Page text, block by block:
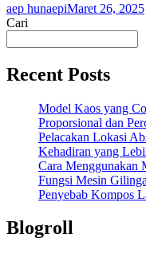
aep hunaepiMaret 26, 2025
Cari
Recent Posts
Model Kaos yang
Proporsional dan
Pelacakan Lokasi
Kehadiran yang
Cara Menggunakan
Fungsi Mesin
Penyebab Kompos
Blogroll